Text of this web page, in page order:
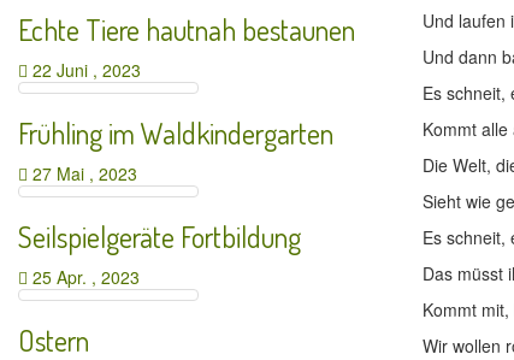
Und laufen
Und dann
Es schneit,
Kommt
Die Welt,
Sieht wie
Es schneit,
Das müsst
Kommt
Wir wollen
Echte Tiere hautnah bestaunen
22 Juni , 2023
Frühling im Waldkindergarten
27 Mai , 2023
Seilspielgeräte Fortbildung
25 Apr. , 2023
Ostern